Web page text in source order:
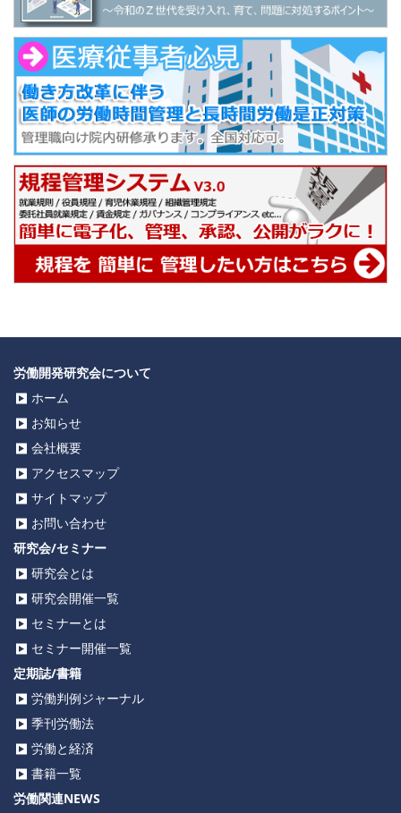
労働開発研究会について
ホーム
お知らせ
会社概要
アクセスマップ
サイトマップ
お問い合わせ
研究会/セミナー
研究会とは
研究会開催一覧
セミナーとは
セミナー開催一覧
定期誌/書籍
労働判例ジャーナル
季刊労働法
労働と経済
書籍一覧
労働関連NEWS